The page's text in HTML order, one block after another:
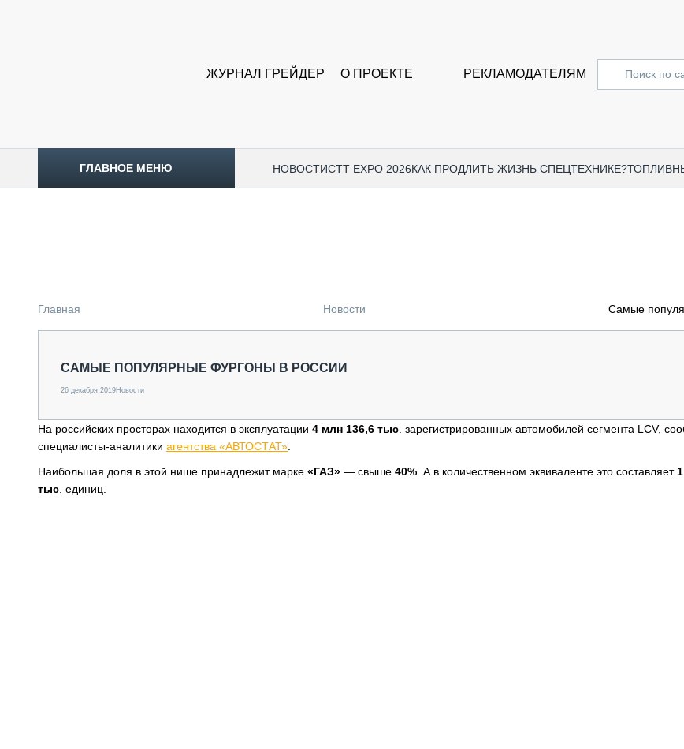
ЖУРНАЛ ГРЕЙДЕР О ПРОЕКТЕ РЕКЛАМОДАТЕЛЯМ
ГЛАВНОЕ МЕНЮ НОВОСТИCTT EXPO 2026КАК ПРОДЛИТЬ ЖИЗНЬ СПЕЦТЕХНИКЕ?
ОБЗОР РЫНКА
ТЕХНИКА КРУПНЫМ ПЛАНОМ
ИСПЫТАТЕЛИ
ТЕХНОЛОГИИ
ДОРОЖНАЯ ИНДУСТРИЯ
МЕРОПРИЯТИЯ
Главная Новости Самые
САМЫЕ ПОПУЛЯРНЫЕ ФУРГОНЫ В РОССИИ
26 декабря 2019Новости
На российских просторах находится в эксплуатации 4 млн 136,6 тыс . зарегистрированных автомобилей сегмента LCV,
специалисты-аналитики агентства «АВТОСТАТ»
Наибольшая доля в этой нише принадлежит марке «ГАЗ» — свыше 40% . А в количественном эквиваленте это составляет
тыс . единиц.